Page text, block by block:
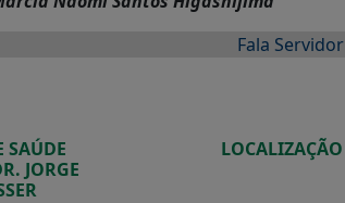
Fala Servidor
SAÚDE
JORGE
LOCALIZAÇÃO